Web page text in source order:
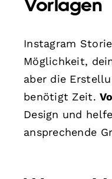
Vorlagen
Instagram
Möglichkeit,
aber die
benötigt Zeit.
Design und
ansprechende